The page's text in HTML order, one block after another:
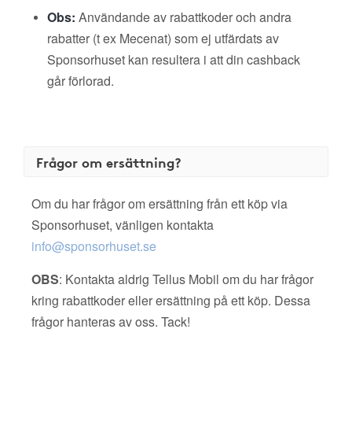
Obs: Användande av rabattkoder och andra
rabatter (t ex Mecenat) som ej utfärdats av
Sponsorhuset kan resultera i att din cashback
går förlorad.
Frågor om ersättning?
Om du har frågor om ersättning från ett köp via
Sponsorhuset, vänligen kontakta
info@sponsorhuset.se
OBS: Kontakta aldrig Tellus Mobil om du har frågor
kring rabattkoder eller ersättning på ett köp. Dessa
frågor hanteras av oss. Tack!